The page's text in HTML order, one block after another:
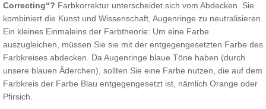
Correcting“? Farbkorrektur unterscheidet sich vom Abdecken. Sie
kombiniert die Kunst und Wissenschaft, Augenringe zu neutralisieren.
Ein kleines Einmaleins der Farbtheorie: Um eine Farbe
auszugleichen, müssen Sie sie mit der entgegengesetzten Farbe des
Farbkreises abdecken. Da Augenringe blaue Töne haben (durch
unsere blauen Äderchen), sollten Sie eine Farbe nutzen, die auf dem
Farbkreis der Farbe Blau entgegengesetzt ist, nämlich Orange oder
Pfirsich.